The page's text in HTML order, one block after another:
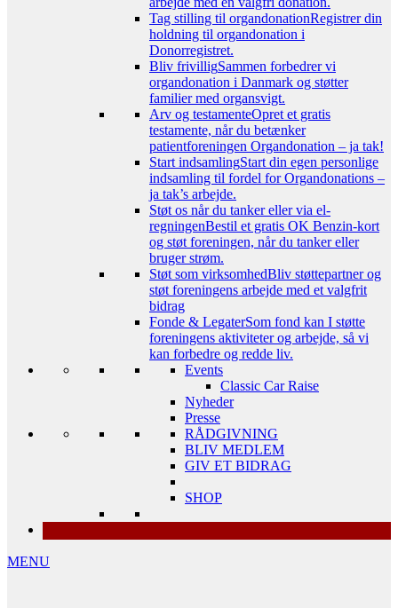
Tag stilling til organdonationRegistrer din
holdning til organdonation i
Donorregistret.
Bliv frivilligSammen forbedrer vi
organdonation i Danmark og støtter
familier med organsvigt.
Arv og testamenteOpret et gratis
testamente, når du betænker
patientforeningen Organdonation – ja tak!
Start indsamlingStart din egen personlige
indsamling til fordel for Organdonations –
ja tak’s arbejde.
Støt os når du tanker eller via el-
regningenBestil et gratis OK Benzin-kort
og støt foreningen, når du tanker eller
bruger strøm.
Støt som virksomhedBliv støttepartner og
støt foreningens arbejde med et valgfrit
bidrag
Fonde & LegaterSom fond kan I støtte
foreningens aktiviteter og arbejde, så vi
kan forbedre og redde liv.
Events
Classic Car Raise
Nyheder
Presse
RÅDGIVNING
BLIV MEDLEM
GIV ET BIDRAG
SHOP
MENU